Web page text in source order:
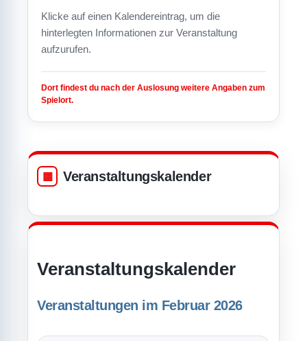
Klicke auf einen Kalendereintrag, um die
hinterlegten Informationen zur Veranstaltung
aufzurufen.
Dort findest du nach der Auslosung weitere Angaben zum
Spielort.
Veranstaltungskalender
Veranstaltungskalender
Veranstaltungen im Februar 2026